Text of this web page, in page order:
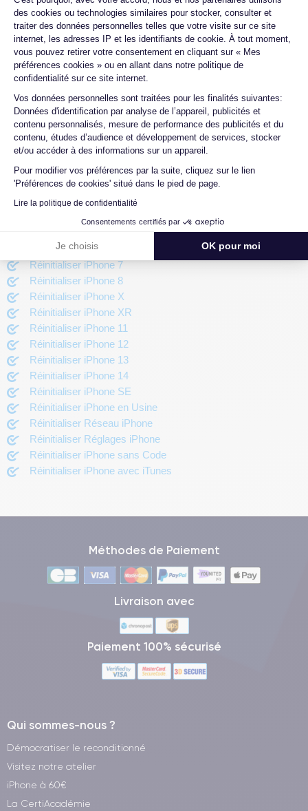
des cookies ou technologies similaires pour stocker, consulter et
traiter des données personnelles telles que votre visite sur ce site
internet, les adresses IP et les identifiants de cookie. À tout moment,
vous pouvez retirer votre consentement en cliquant sur « Mes
préférences cookies » ou en allant dans notre politique de
confidentialité sur ce site internet.
Vos données personnelles sont traitées pour les finalités suivantes:
Données d'identification par analyse de l’appareil, publicités et
contenu personnalisés, mesure de performance des publicités et du
contenu, études d’audience et développement de services, stocker
et/ou accéder à des informations sur un appareil.
Pour modifier vos préférences par la suite, cliquez sur le lien
'Préférences de cookies' situé dans le pied de page.
Lire la politique de confidentialité
Consentements certifiés par
Je choisis OK pour moi
Axeptio consent
Airdrop iPhone : guide complet
Application pour travailler : Les sept meilleures à
télécharger de suite !
Éteindre iPhone
Éteindre iPhone 14
Éteindre iPhone 12
Comment éteindre iPhone 11
Comment éteindre iPhone XR
Éteindre iPhone X
Éteindre iPhone sans tactile
Comment éteindre son iPhone
Forcer à éteindre son iPhone
Réinitialiser iPhone
Réinitialiser un iPhone pour tous les modèles
Réinitialiser votre iPhone Facilement
Réinitialiser iPhone 7
Réinitialiser iPhone 8
Réinitialiser iPhone X
Réinitialiser iPhone XR
Réinitialiser iPhone 11
Réinitialiser iPhone 12
Réinitialiser iPhone 13
Réinitialiser iPhone 14
Réinitialiser iPhone SE
Réinitialiser iPhone en Usine
Réinitialiser Réseau iPhone
Réinitialiser Réglages iPhone
Réinitialiser iPhone sans Code
Réinitialiser iPhone avec iTunes
Méthodes de Paiement
Livraison avec
Paiement 100% sécurisé
Qui sommes-nous ?
Démocratiser le reconditionné
Visitez notre atelier
iPhone à 60€
La CertiAcadémie